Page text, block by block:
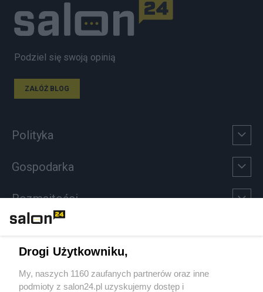
Podziel się swoją opinią
ZAŁÓŻ BLOG
Polityka
Gospodarka
Rozmaitości
Sport
Drogi Użytkowniku,
My, naszych 1160 zaufanych partnerów oraz inne
podmioty z salon24.pl uzyskujemy dostęp i